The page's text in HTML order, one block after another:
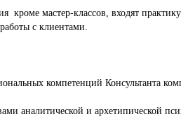
мастер-классов, входят
с клиентами.
компетенций Консультанта
аналитической и архетипической